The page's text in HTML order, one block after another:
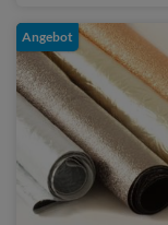
Angebot